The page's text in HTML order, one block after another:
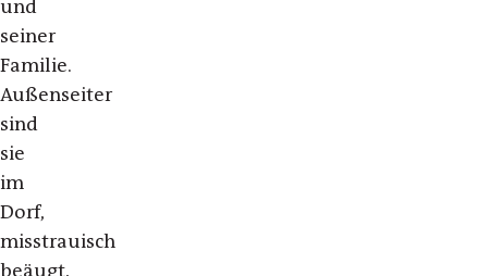
und
seiner
Familie.
Außenseiter
sind
sie
im
Dorf,
misstrauisch
beäugt,